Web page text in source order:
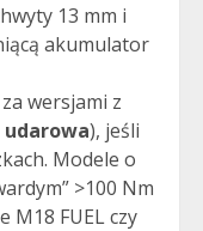
13 mm i
akumulator
wersjami z
), jeśli
Modele o
>100 Nm
M18 FUEL czy